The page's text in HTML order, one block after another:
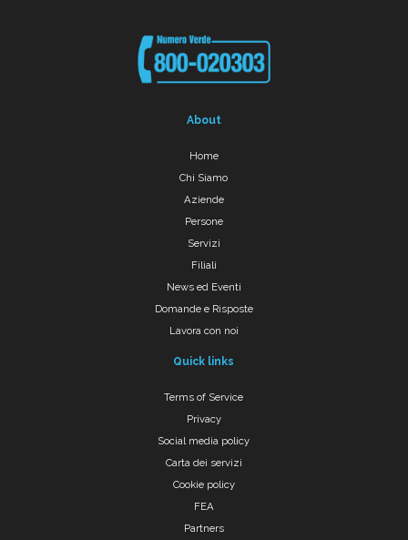
About
Home
Chi Siamo
Aziende
Persone
Servizi
Filiali
News ed Eventi
Domande e Risposte
Lavora con noi
Quick links
Terms of Service
Privacy
Social media policy
Carta dei servizi
Cookie policy
FEA
Partners